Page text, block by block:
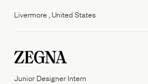
Livermore , United States
Junior Designer Intern